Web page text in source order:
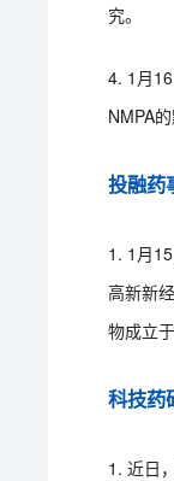
究。
4. 1月
NMPA
投融药
1. 1月
高新新
物成立
科技药
1. 近日